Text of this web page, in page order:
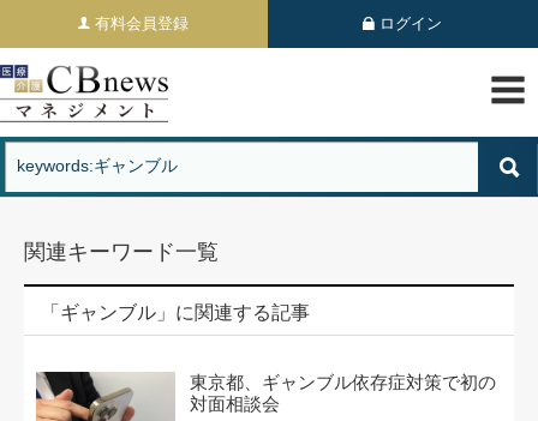
有料会員登録 ログイン
関連キーワード一覧
「ギャンブル」に関連する記事
東京都、ギャンブル依存症対策で初の
対面相談会